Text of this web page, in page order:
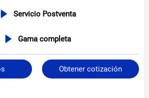
 Servicio Postventa
 Gama completa
Obtener cotización